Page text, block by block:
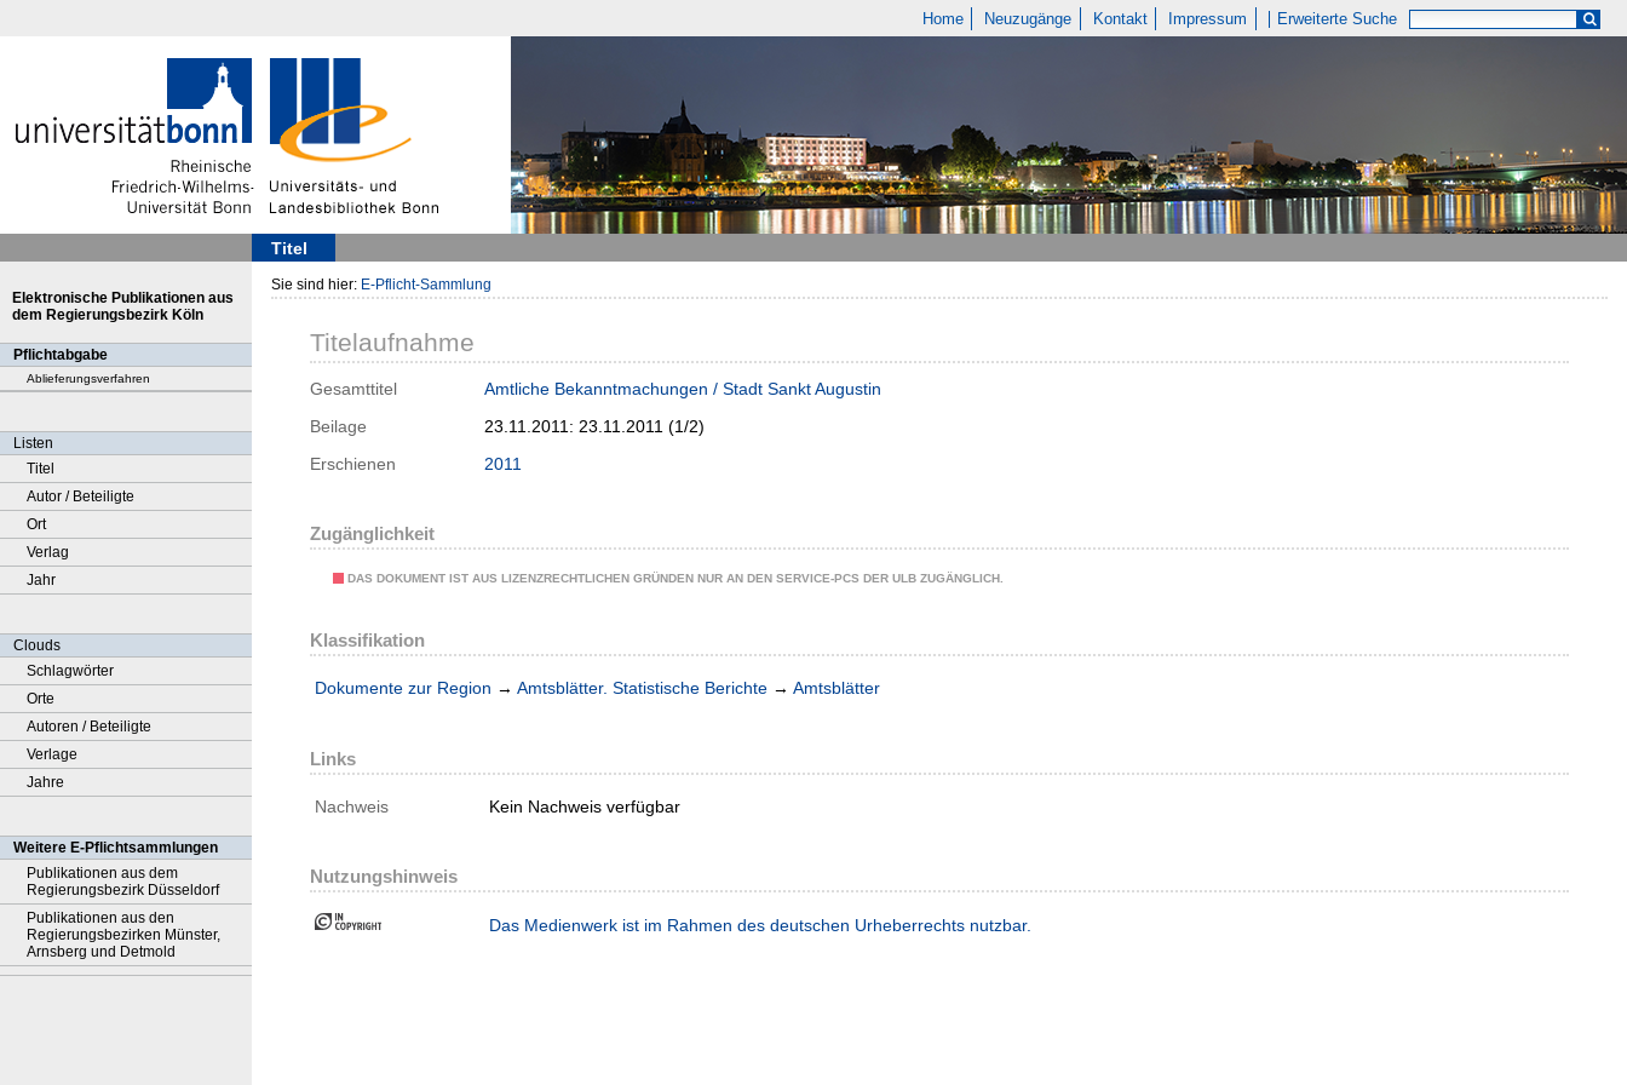
Home Neuzugänge Kontakt Impressum Erweiterte Suche
Titel
Elektronische Publikationen aus
dem Regierungsbezirk Köln
Pflichtabgabe
Ablieferungsverfahren
Listen
Titel
Autor / Beteiligte
Ort
Verlag
Jahr
Clouds
Schlagwörter
Orte
Autoren / Beteiligte
Verlage
Jahre
Weitere E-Pflichtsammlungen
Publikationen aus dem
Regierungsbezirk Düsseldorf
Publikationen aus den
Regierungsbezirken Münster,
Arnsberg und Detmold
Sie sind hier: E-Pflicht-Sammlung
Titelaufnahme
Gesamttitel
Amtliche Bekanntmachungen / Stadt Sankt Augustin
Beilage
23.11.2011: 23.11.2011 (1/2)
Erschienen
2011
Zugänglichkeit
DAS DOKUMENT IST AUS LIZENZRECHTLICHEN GRÜNDEN NUR AN DEN SERVICE-PCS DER ULB ZUGÄNGLICH.
Klassifikation
Dokumente zur Region → Amtsblätter. Statistische Berichte → Amtsblätter
Links
Nachweis Kein Nachweis verfügbar
Nutzungshinweis
Das Medienwerk ist im Rahmen des deutschen Urheberrechts nutzbar.